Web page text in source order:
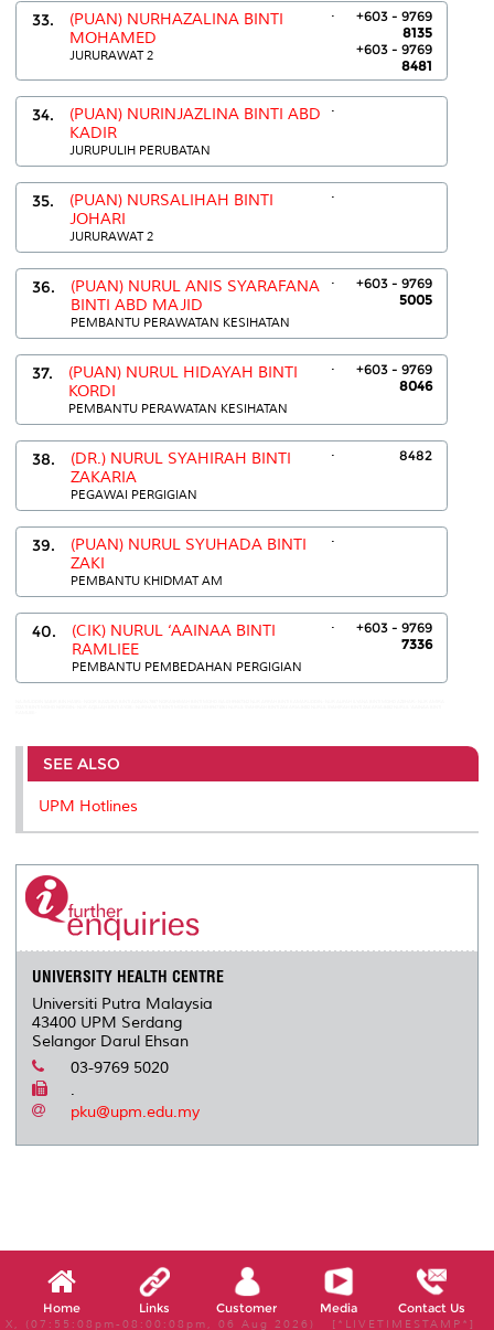
33.
(PUAN) NURHAZALINA BINTI
MOHAMED
JURURAWAT 2
.
+603 - 9769
8135
+603 - 9769
8481
34.
(PUAN) NURINJAZLINA BINTI ABD
KADIR
JURUPULIH PERUBATAN
.
35.
(PUAN) NURSALIHAH BINTI
JOHARI
JURURAWAT 2
.
36.
(PUAN) NURUL ANIS SYARAFANA
BINTI ABD MAJID
PEMBANTU PERAWATAN KESIHATAN
.
+603 - 9769
5005
37.
(PUAN) NURUL HIDAYAH BINTI
KORDI
PEMBANTU PERAWATAN KESIHATAN
.
+603 - 9769
8046
38.
(DR.) NURUL SYAHIRAH BINTI
ZAKARIA
PEGAWAI PERGIGIAN
. 8482
39.
(PUAN) NURUL SYUHADA BINTI
ZAKI
PEMBANTU KHIDMAT AM
.
40.
(CIK) NURUL ‘AAINAA BINTI
RAMLIEE
PEMBANTU PEMBEDAHAN PERGIGIAN
.
+603 - 9769
7336
SEE ALSO
UPM Hotlines
UNIVERSITY HEALTH CENTRE
Universiti Putra Malaysia
43400 UPM Serdang
Selangor Darul Ehsan
03-9769 5020
.
pku@upm.edu.my
Home Links Customer Media Contact Us
X, (07:55:08pm-08:00:08pm, 06 Aug 2026) [*LIVETIMESTAMP*]